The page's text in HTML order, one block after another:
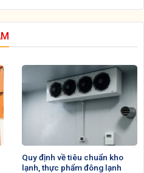
Quy định về tiêu chuẩn kho
lạnh, thực phẩm đông lạnh